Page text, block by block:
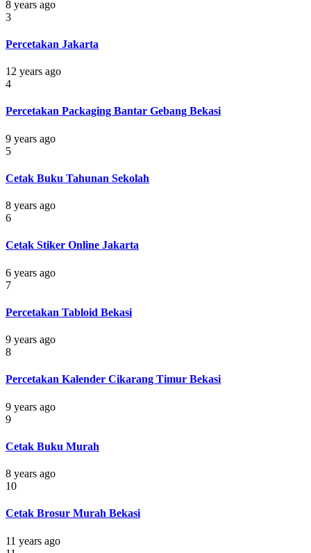
8 years ago
3
Percetakan Jakarta
12 years ago
4
Percetakan Packaging Bantar Gebang Bekasi
9 years ago
5
Cetak Buku Tahunan Sekolah
8 years ago
6
Cetak Stiker Online Jakarta
6 years ago
7
Percetakan Tabloid Bekasi
9 years ago
8
Percetakan Kalender Cikarang Timur Bekasi
9 years ago
9
Cetak Buku Murah
8 years ago
10
Cetak Brosur Murah Bekasi
11 years ago